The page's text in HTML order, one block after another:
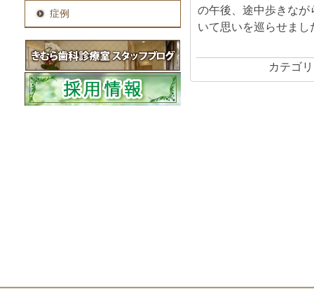
症例
の午後、途中歩きな
いて思いを巡らせまし
カテゴ